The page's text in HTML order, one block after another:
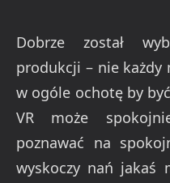
Dobrze został
produkcji – nie
w ogóle ochotę by
VR może
poznawać na
wyskoczy nań jakaś